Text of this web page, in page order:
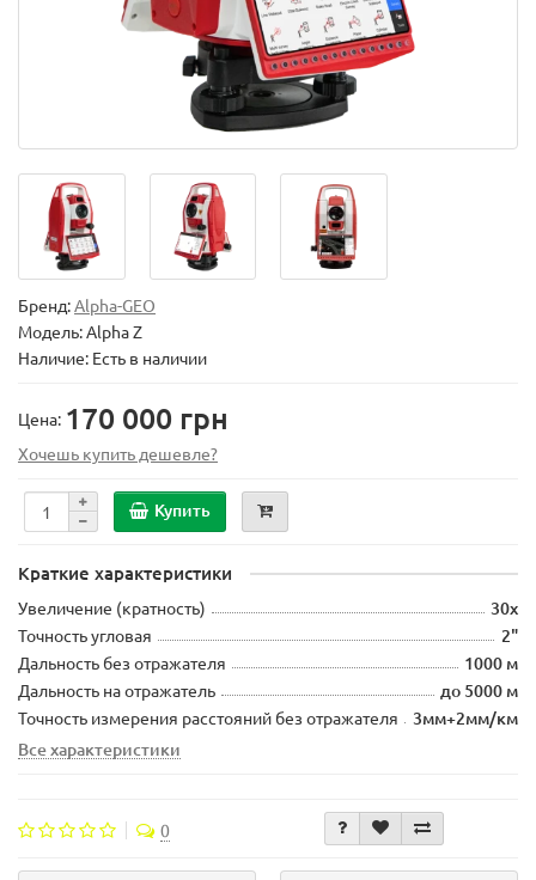
Бренд:Alpha-GEO
Модель:Alpha Z
Наличие: Есть в наличии
Цена: 170 000 грн
Хочешь купить дешевле?
Купить
Краткие характеристики
Увеличение (кратность) 30х
Точность угловая 2"
Дальность без отражателя 1000 м
Дальность на отражатель до 5000 м
Точность измерения расстояний без отражателя
3мм+2мм/км
Все характеристики
0